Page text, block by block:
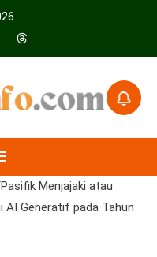
Menjajaki atau
AI Generatif pada Tahun